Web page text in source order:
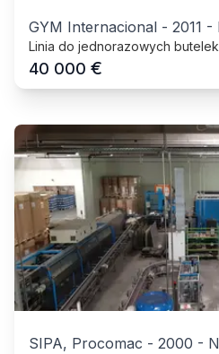
GYM Internacional - 2011 -
Linia do jednorazowych butelek
40 000 €
SIPA, Procomac - 2000 -